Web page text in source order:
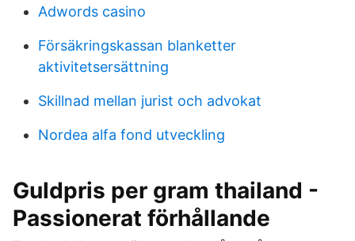
Adwords casino
Försäkringskassan blanketter
aktivitetsersättning
Skillnad mellan jurist och advokat
Nordea alfa fond utveckling
Guldpris per gram thailand -
Passionerat förhållande